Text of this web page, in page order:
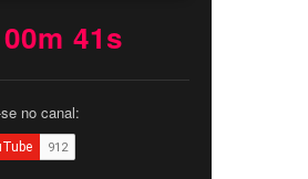
40s
no canal: